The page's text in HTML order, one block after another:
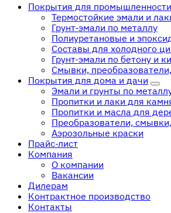
Покрытия для промышленности
Термостойкие эмали и
Грунт-эмали по металлу
Полиуретановые и
Составы для холодного
Грунт-эмали по бетону и
Смывки,
Покрытия для дома и дачи
Эмали и грунты по
Пропитки и лаки для
Пропитки и масла для
Преобразователи,
Аэрозольные краски
Прайс-лист
Компания
О компании
Вакансии
Дилерам
Контрактное производство
Контакты